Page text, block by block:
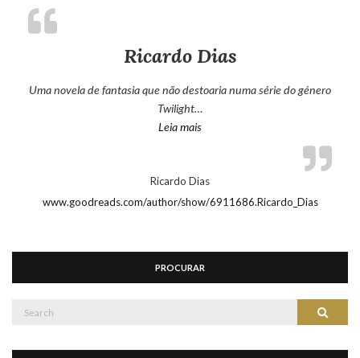
Ricardo Dias
Uma novela de fantasia que não destoaria numa série do género
Twilight…
Leia mais“Ricardo Dias”
Ricardo Dias
www.goodreads.com/author/show/6911686.Ricardo_Dias
PROCURAR
Search
Search